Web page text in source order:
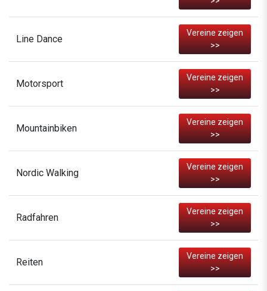
Line Dance
Vereine zeigen
>>
Motorsport
Vereine zeigen
>>
Mountainbiken
Vereine zeigen
>>
Nordic Walking
Vereine zeigen
>>
Radfahren
Vereine zeigen
>>
Reiten
Vereine zeigen
>>